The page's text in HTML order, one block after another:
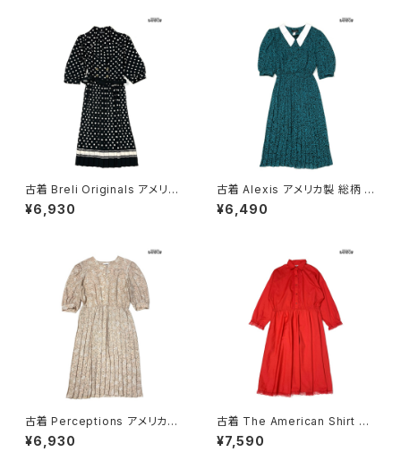
古着 Breli Originals アメリカ
製 ドット柄 ロング丈 長袖 プリ
ーツ ワンピース 黒 (otu26030
¥6,930
古着 Alexis アメリカ製 総柄 ロ
ング丈 長袖 プリーツ ワンピー
ス 緑 (otu2603020)
¥6,490
古着 Perceptions アメリカ製
総柄 ロング丈 長袖 プリーツ ワ
ンピース ピンク ベージュ (otu
¥6,930
古着 The American Shirt Dr
ess アメリカ製 レース 無地 コ
ットン ロング丈 長袖 ワンピース
¥7,590